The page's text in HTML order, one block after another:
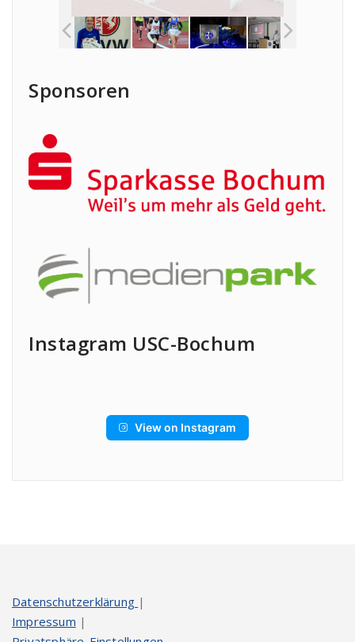
Sponsoren
Instagram USC-Bochum
View on Instagram
Datenschutzerklärung |
Impressum |